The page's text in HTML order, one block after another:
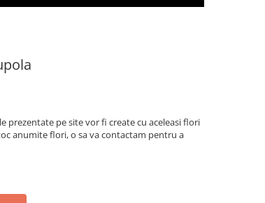
prezentate pe site vor fi create cu aceleasi flori
anumite flori, o sa va contactam pentru a